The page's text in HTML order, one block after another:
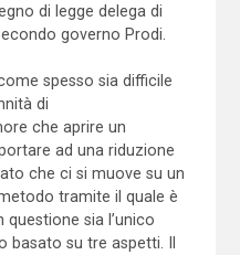
di legge delega di
governo Prodi.
spesso sia difficile
di
che aprire un
ad una riduzione
che ci si muove su un
tramite il quale è
sia l’unico
basato su tre aspetti. Il